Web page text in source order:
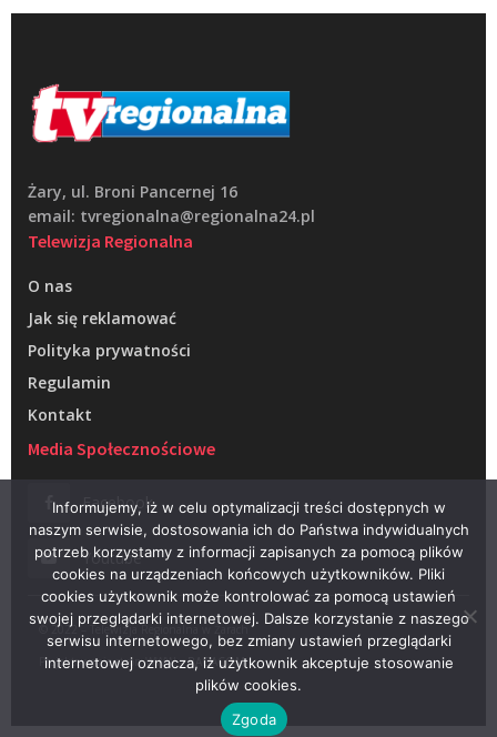
Żary, ul. Broni Pancernej 16
email: tvregionalna@regionalna24.pl
Telewizja Regionalna
O nas
Jak się reklamować
Polityka prywatności
Regulamin
Kontakt
Media Społecznościowe
Facebook
Youtube
© 2022 – Telewizja Regionalna w Żarach
Projektowanie stron WWW –RAGACOM
Informujemy, iż w celu optymalizacji treści dostępnych w
naszym serwisie, dostosowania ich do Państwa indywidualnych
potrzeb korzystamy z informacji zapisanych za pomocą plików
cookies na urządzeniach końcowych użytkowników. Pliki
cookies użytkownik może kontrolować za pomocą ustawień
swojej przeglądarki internetowej. Dalsze korzystanie z naszego
serwisu internetowego, bez zmiany ustawień przeglądarki
internetowej oznacza, iż użytkownik akceptuje stosowanie
plików cookies.
Zgoda